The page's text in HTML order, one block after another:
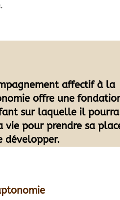
affectif à la
offre une
sur laquelle il pourra
vie pour prendre sa
développer.